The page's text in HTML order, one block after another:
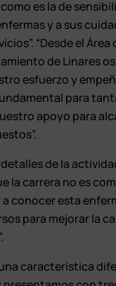
es la de
y a sus
“Desde el
de Linares
esfuerzo y
para
apoyo para
de la
la carrera no es
a conocer esta
para mejorar la
característica